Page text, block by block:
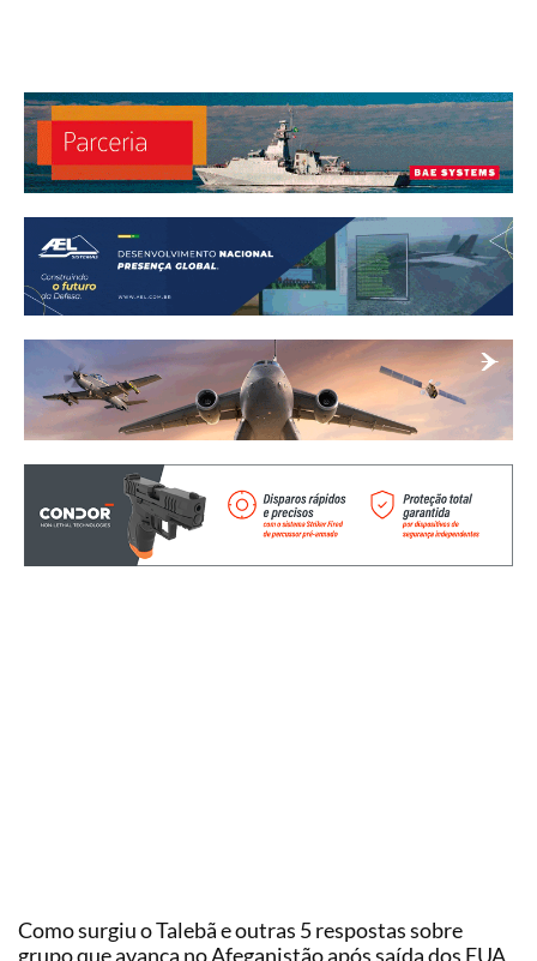
Como surgiu o Talebã e outras 5 respostas sobre
grupo que avança no Afeganistão após saída dos EUA